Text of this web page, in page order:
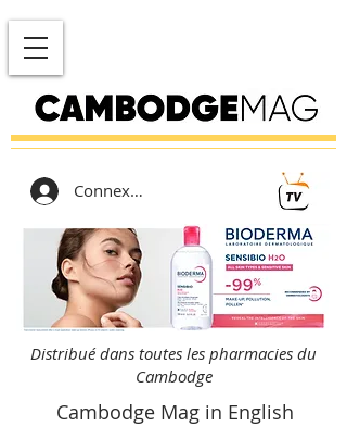
Connexion
Distribué dans toutes les pharmacies du
Cambodge
Cambodge Mag in English